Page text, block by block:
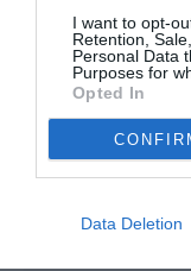
I want to opt-
Retention,
Personal Data
Purposes for
Opted In
Data Deletion